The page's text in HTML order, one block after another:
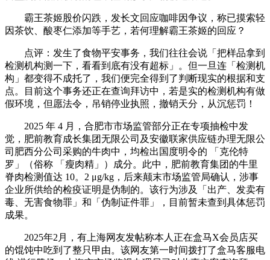
霸王茶姬股价闪跌，发长文回应咖啡因争议，称已摸索轻
因茶饮、酸枣仁添加等手艺，若何理解霸王茶姬的回应？
点评：发生了食物平安事务，我们往往会说「把样品拿到
检测机构测一下，看看到底有没有超标」。但一旦连「检测机
构」都变得不成托了，我们便完全得到了判断现实的根据和支
点。目前这个事务还正在查询拜访中，若是实的检测机构有做
假环境，但愿法令，吊销停业执照，撤销天分，从沉惩罚！
2025 年 4 月，合肥市市场监管部分正在专项抽检中发
觉，肥前教育成长集团无限公司及安徽联家供应链办理无限公
司肥西分公司采购的牛肉中，均检出国度明令的 「克伦特
罗」（俗称 「瘦肉精」）成分。此中，肥前教育集团的牛里
脊肉检测值达 10。2 μg/kg，后来颠末市场监管局确认，涉事
企业所供给的检疫证明是伪制的。该行为涉及「出产、发卖有
毒、无害食物罪」和「伪制证件罪」，目前暂未查到具体惩罚
成果。
2025年2月，有上海网友发帖称本人正在盒马X会员店买
的馄饨中吃到了整只甲由。该网友第一时间拨打了盒马客服电